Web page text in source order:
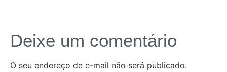
Deixe um comentário
O seu endereço de e-mail não será publicado.